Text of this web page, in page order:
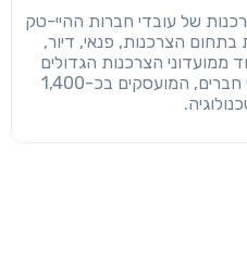
של עובדי חברות ההיי-טק
בתחום הצרכנות, פנאי, דיור,
ממועדוני הצרכנות הגדולים
בישראל, ומונה מעל 300 אלף חברים, המועסקים בכ-1,400